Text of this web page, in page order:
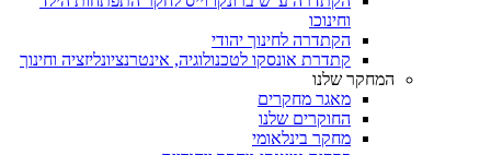
וחינוכו
הקתדרה לחינוך יהודי
קתדרת אונסקו לטכנולוגיה, אינטרנציונליזציה וחינוך
המחקר שלנו
מאגר מחקרים
החוקרים שלנו
מחקר בינלאומי